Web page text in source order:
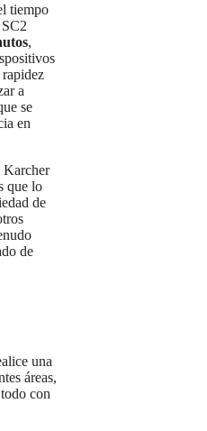
tiempo
,
a
se
en
Karcher
que lo
de
de
una
áreas,
con